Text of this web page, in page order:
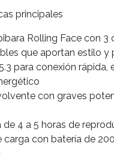
principales
Rolling Face con 3
que aportan estilo y
para conexión rápida,
con graves
de 4 a 5 horas de
carga con batería de